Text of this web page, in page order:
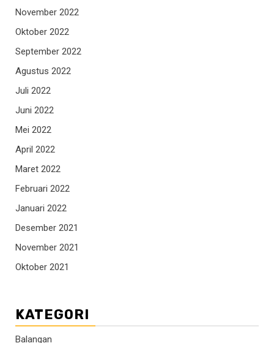
November 2022
Oktober 2022
September 2022
Agustus 2022
Juli 2022
Juni 2022
Mei 2022
April 2022
Maret 2022
Februari 2022
Januari 2022
Desember 2021
November 2021
Oktober 2021
KATEGORI
Balangan